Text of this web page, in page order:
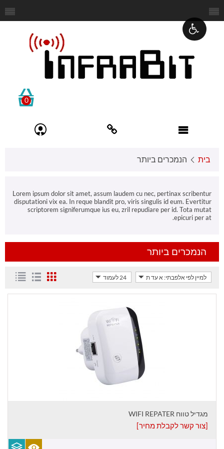
0
בית הנמכרים ביותר
Lorem ipsum dolor sit amet, assum laudem cu nec, pertinax scribentur
disputationi vix ea. In reque blandit pro, viris singulis id eum. Evertitur
scriptorem signiferumque ius eu, zril repudiare per id. Tota mutat
epicuri per at.
הנמכרים ביותר
למיין לפי אלפבתי: א עד ת 24 לעמוד
מגדיל טווח WIFI REPATER
[צור קשר לקבלת מחיר]